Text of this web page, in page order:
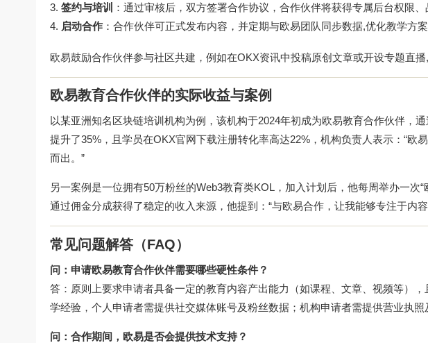
签约与培训 ：通过审核后，双方签署合作协议，合作伙伴将获得专属后台权限、
启动合作 ：合作伙伴可正式发布内容，并定期与欧易团队同步数据,优化教学方案
欧易鼓励合作伙伴参与社区共建，例如在OKX资讯中投稿原创文章或开设专题直播
欧易教育合作伙伴的实际收益与案例
以某亚洲知名区块链培训机构为例，该机构于2024年初成为欧易教育合作伙伴，
提升了35%，且学员在OKX官网下载注册转化率高达22%，机构负责人表示：“欧
而出。”
另一案例是一位拥有50万粉丝的Web3教育类KOL，加入计划后，他每周举办一次
通过佣金分成获得了稳定的收入来源，他提到：“与欧易合作，让我能够专注于内
常见问题解答（FAQ）
问：申请欧易教育合作伙伴需要哪些硬性条件？
答：原则上要求申请者具备一定的教育内容产出能力（如课程、文章、视频等）
学经验，个人申请者需提供社交媒体账号及粉丝数据；机构申请者需提供营业执照
问：合作期间，欧易是否会提供技术支持？